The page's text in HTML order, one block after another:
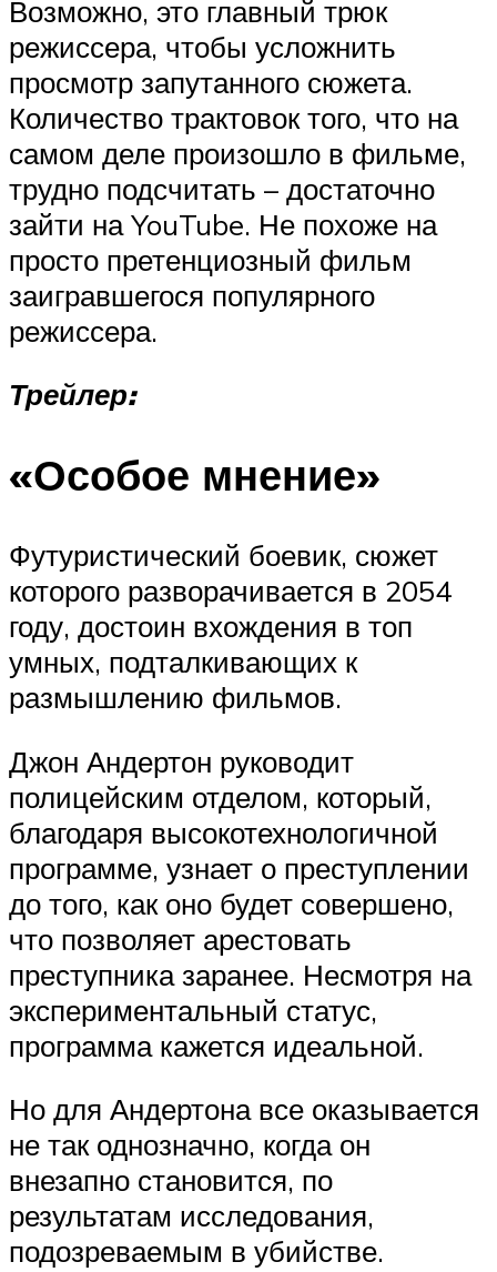
Возможно, это главный трюк
режиссера, чтобы усложнить
просмотр запутанного сюжета.
Количество трактовок того, что на
самом деле произошло в фильме,
трудно подсчитать – достаточно
зайти на YouTube. Не похоже на
просто претенциозный фильм
заигравшегося популярного
режиссера.
Трейлер:
«Особое мнение»
Футуристический боевик, сюжет
которого разворачивается в 2054
году, достоин вхождения в топ
умных, подталкивающих к
размышлению фильмов.
Джон Андертон руководит
полицейским отделом, который,
благодаря высокотехнологичной
программе, узнает о преступлении
до того, как оно будет совершено,
что позволяет арестовать
преступника заранее. Несмотря на
экспериментальный статус,
программа кажется идеальной.
Но для Андертона все оказывается
не так однозначно, когда он
внезапно становится, по
результатам исследования,
подозреваемым в убийстве.